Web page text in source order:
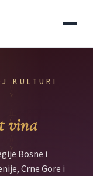
KULTURI
vina
Bosne i
Crne Gore i